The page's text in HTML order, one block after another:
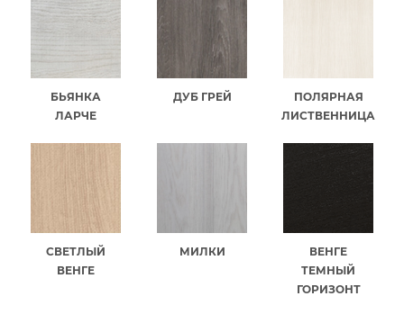
БЬЯНКА
ЛАРЧЕ
ДУБ ГРЕЙ
ПОЛЯРНАЯ
ЛИСТВЕННИЦА
СВЕТЛЫЙ
ВЕНГЕ
МИЛКИ
ВЕНГЕ
ТЕМНЫЙ
ГОРИЗОНТ